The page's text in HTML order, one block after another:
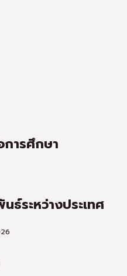
ารศึกษา
ระหว่างประเทศ